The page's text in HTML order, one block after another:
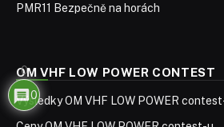
PMR11 Bezpečně na horách
OM VHF LOW POWER CONTEST
Výsledky OM VHF LOW POWER
0
0